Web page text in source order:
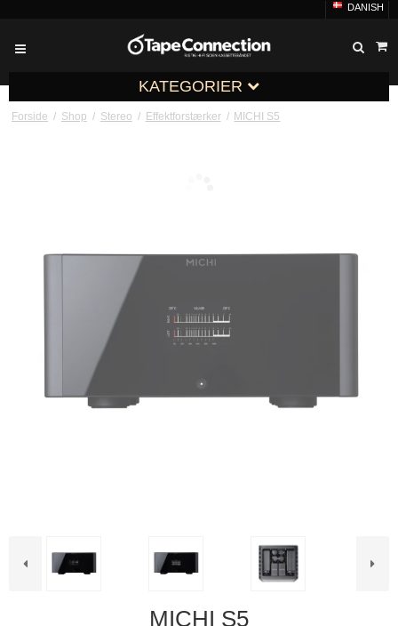
DANISH
KATEGORIER
Forside / Shop / Stereo / Effektforstærker / MICHI S5
MICHI S5